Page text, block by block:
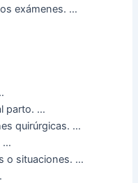
exámenes. …
parto. …
quirúrgicas. …
…
o situaciones. …